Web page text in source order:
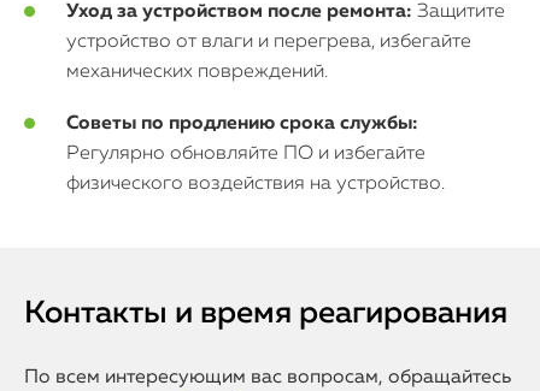
Уход за устройством после ремонта: Защитите
устройство от влаги и перегрева, избегайте
механических повреждений.
Советы по продлению срока службы:
Регулярно обновляйте ПО и избегайте
физического воздействия на устройство.
Контакты и время реагирования
По всем интересующим вас вопросам, обращайтесь